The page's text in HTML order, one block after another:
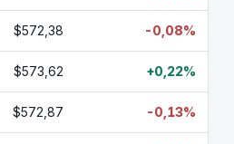
$572,38 -0,08%
$573,62 +0,22%
$572,87 -0,13%